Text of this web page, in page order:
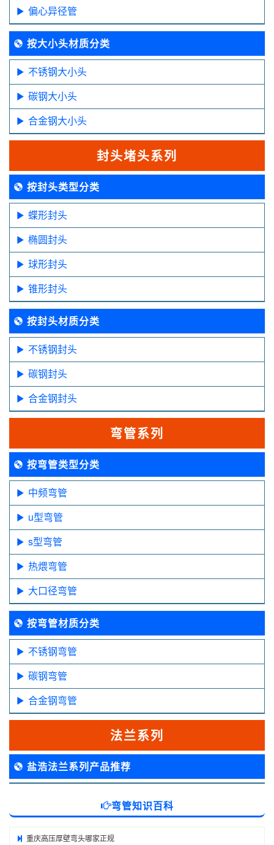
偏心异径管
按大小头材质分类
不锈钢大小头
碳钢大小头
合金钢大小头
封头堵头系列
按封头类型分类
蝶形封头
椭圆封头
球形封头
锥形封头
按封头材质分类
不锈钢封头
碳钢封头
合金钢封头
弯管系列
按弯管类型分类
中频弯管
u型弯管
s型弯管
热煨弯管
大口径弯管
按弯管材质分类
不锈钢弯管
碳钢弯管
合金钢弯管
法兰系列
盐浩法兰系列产品推荐
弯管知识百科
重庆高压厚壁弯头哪家正规